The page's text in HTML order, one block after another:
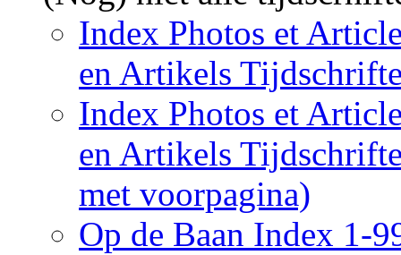
Index Photos et
en Artikels
Index Photos et
en Artikels
met voorpagina)
Op de Baan Index 1-